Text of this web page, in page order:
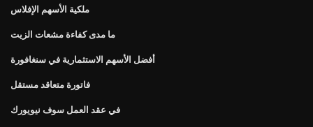
ملكية الأسهم الإفلاس
ما مدى كفاءة مشعات الزيت
أفضل الأسهم الاستثمارية في سنغافورة
فاتورة متعاقد مستقل
في عقد العمل سوف نيويورك